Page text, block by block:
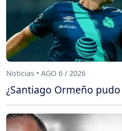
Noticias • AGO 6 / 2026
¿Santiago Ormeño